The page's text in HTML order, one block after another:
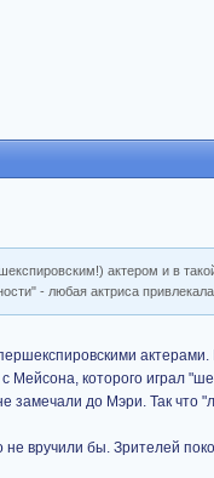
актером и в
- любая актриса
которого играл
замечали до Мэри. Так что
вручили бы. Зрителей